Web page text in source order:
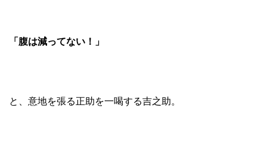
「腹は減ってない！」
と、意地を張る正助を一喝する吉之助。